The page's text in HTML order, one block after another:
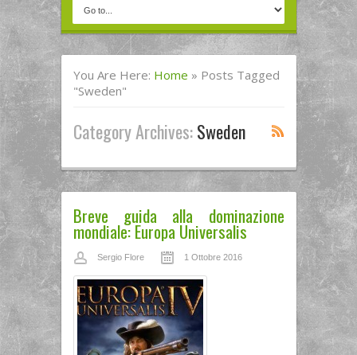
You Are Here: Home » Posts Tagged
"Sweden"
Category Archives:Sweden
Breve guida alla dominazione
mondiale: Europa Universalis
Sergio Flore 1 Ottobre 2016